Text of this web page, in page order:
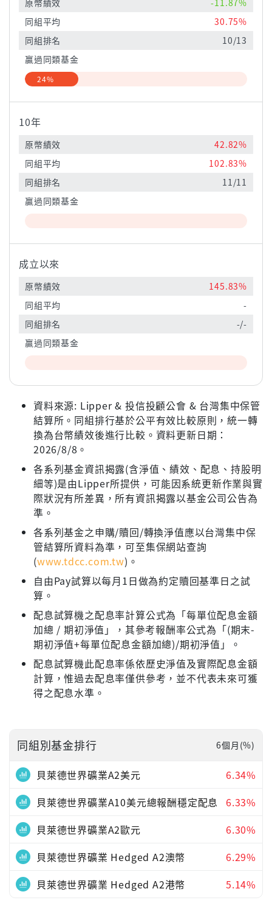
原幣績效
-11.87%
同組平均
30.75%
同組排名
10/13
贏過同類基金
24%
10年
原幣績效
42.82%
同組平均
102.83%
同組排名
11/11
贏過同類基金
成立以來
原幣績效
145.83%
同組平均
-
同組排名
-/-
贏過同類基金
資料來源: Lipper & 投信投顧公會 & 台灣集中保管
結算所。同組排行基於公平有效比較原則，統一轉
換為台幣績效後進行比較。資料更新日期：
2026/8/8。
各系列基金資訊揭露(含淨值、績效、配息、持股明
細等)是由Lipper所提供，可能因系統更新作業與實
際狀況有所差異，所有資訊揭露以基金公司公告為
準。
各系列基金之申購/贖回/轉換淨值應以台灣集中保
管結算所資料為準，可至集保網站查詢
(www.tdcc.com.tw)。
自由Pay試算以每月1日做為約定贖回基準日之試
算。
配息試算機之配息率計算公式為「每單位配息金額
加總 / 期初淨值」，其參考報酬率公式為「(期末-
期初淨值+每單位配息金額加總)/期初淨值」。
配息試算機此配息率係依歷史淨值及實際配息金額
計算，惟過去配息率僅供參考，並不代表未來可獲
得之配息水準。
同組別基金排行 6個月(%)
貝萊德世界礦業A2美元
6.34%
貝萊德世界礦業A10美元總報酬穩定配息
6.33%
貝萊德世界礦業A2歐元
6.30%
貝萊德世界礦業 Hedged A2澳幣
6.29%
貝萊德世界礦業 Hedged A2港幣
5.14%